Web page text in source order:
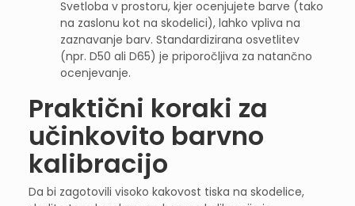
Svetloba v prostoru, kjer ocenjujete barve (tako
na zaslonu kot na skodelici), lahko vpliva na
zaznavanje barv. Standardizirana osvetlitev
(npr. D50 ali D65) je priporočljiva za natančno
ocenjevanje.
Praktični koraki za
učinkovito barvno
kalibracijo
Da bi zagotovili visoko kakovost tiska na skodelice,